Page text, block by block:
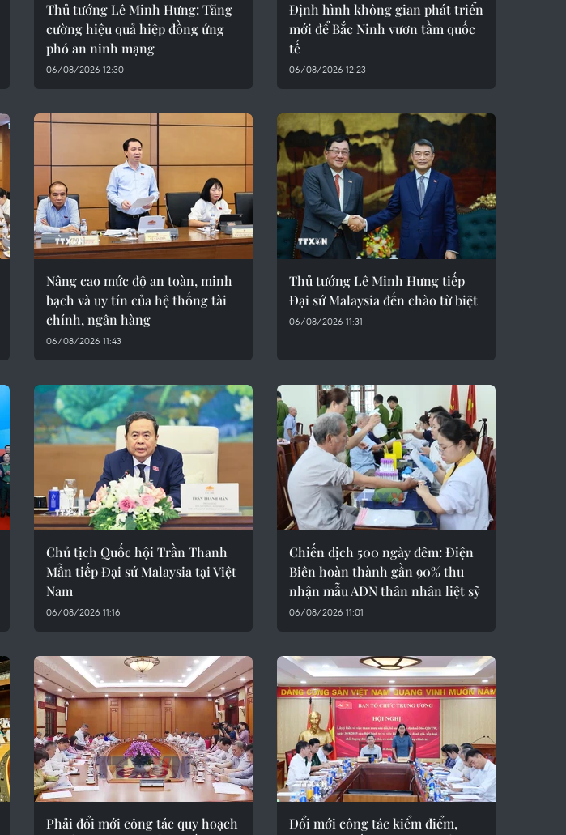
Thủ tướng Lê Minh Hưng: Tăng
cường hiệu quả hiệp đồng ứng
phó an ninh mạng
06/08/2026 12:30
Định hình không gian phát triển
mới để Bắc Ninh vươn tầm quốc
tế
06/08/2026 12:23
Nâng cao mức độ an toàn, minh
bạch và uy tín của hệ thống tài
chính, ngân hàng
06/08/2026 11:43
Thủ tướng Lê Minh Hưng tiếp
Đại sứ Malaysia đến chào từ biệt
06/08/2026 11:31
Chủ tịch Quốc hội Trần Thanh
Mẫn tiếp Đại sứ Malaysia tại Việt
Nam
06/08/2026 11:16
Chiến dịch 500 ngày đêm: Điện
Biên hoàn thành gần 90% thu
nhận mẫu ADN thân nhân liệt sỹ
06/08/2026 11:01
Phải đổi mới công tác quy hoạch
Đổi mới công tác kiểm điểm,